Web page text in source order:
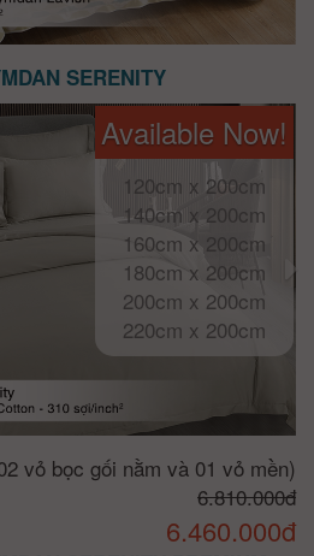
SERENITY
Available Now!
120cm x 200cm
140cm x 200cm
160cm x 200cm
180cm x 200cm
200cm x 200cm
220cm x 200cm
vỏ bọc gối nằm và 01 vỏ mền)
6.810.000đ
6.460.000đ